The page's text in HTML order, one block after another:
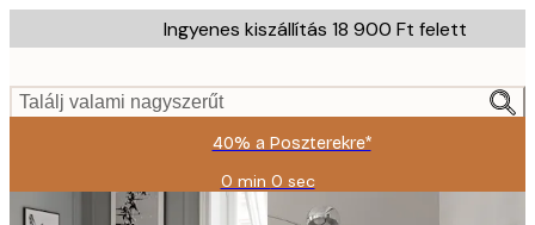
to
content.
Ingyenes kiszállítás 18 900 Ft felett
Találj valami nagyszerűt
40% a Poszterekre*
0 min 0 sec
Érvényes:
2026-